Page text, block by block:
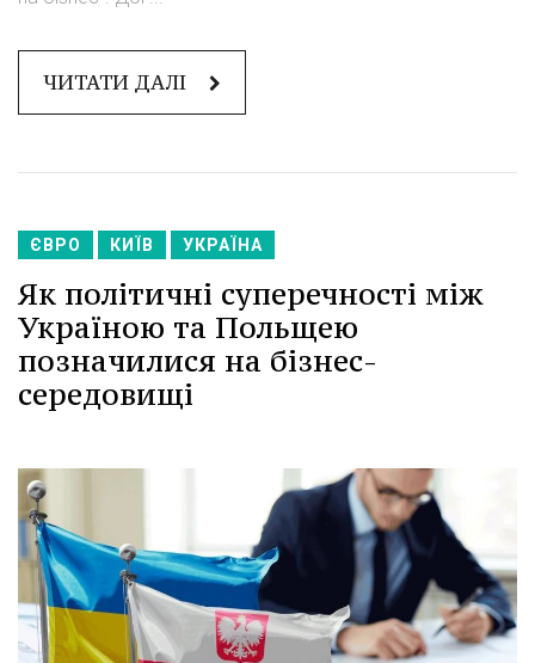
ЧИТАТИ ДАЛІ
ЄВРО КИЇВ УКРАЇНА
Як політичні суперечності між
Україною та Польщею
позначилися на бізнес-
середовищі